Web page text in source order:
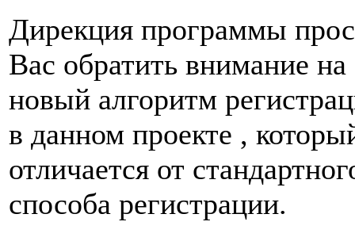
Дирекция программы
Вас обратить внимание на
новый алгоритм
в данном проекте ,
отличается от
способа регистрации.